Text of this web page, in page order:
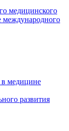
медицинского
международного
медицине
развития